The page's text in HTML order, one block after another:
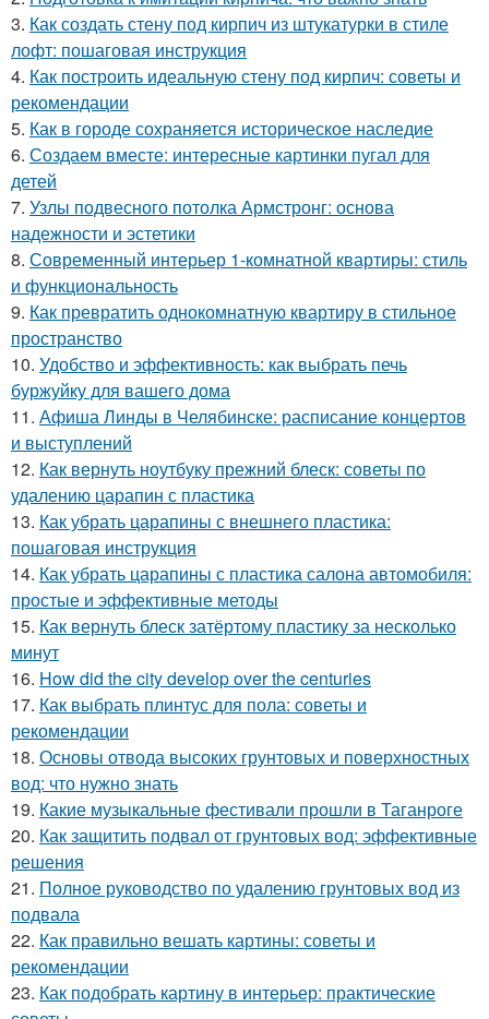
3. Как создать стену под кирпич из штукатурки в стиле
лофт: пошаговая инструкция
4. Как построить идеальную стену под кирпич: советы и
рекомендации
5. Как в городе сохраняется историческое наследие
6. Создаем вместе: интересные картинки пугал для
детей
7. Узлы подвесного потолка Армстронг: основа
надежности и эстетики
8. Современный интерьер 1-комнатной квартиры: стиль
и функциональность
9. Как превратить однокомнатную квартиру в стильное
пространство
10. Удобство и эффективность: как выбрать печь
буржуйку для вашего дома
11. Афиша Линды в Челябинске: расписание концертов
и выступлений
12. Как вернуть ноутбуку прежний блеск: советы по
удалению царапин с пластика
13. Как убрать царапины с внешнего пластика:
пошаговая инструкция
14. Как убрать царапины с пластика салона автомобиля:
простые и эффективные методы
15. Как вернуть блеск затёртому пластику за несколько
минут
16. How did the city develop over the centuries
17. Как выбрать плинтус для пола: советы и
рекомендации
18. Основы отвода высоких грунтовых и поверхностных
вод: что нужно знать
19. Какие музыкальные фестивали прошли в Таганроге
20. Как защитить подвал от грунтовых вод: эффективные
решения
21. Полное руководство по удалению грунтовых вод из
подвала
22. Как правильно вешать картины: советы и
рекомендации
23. Как подобрать картину в интерьер: практические